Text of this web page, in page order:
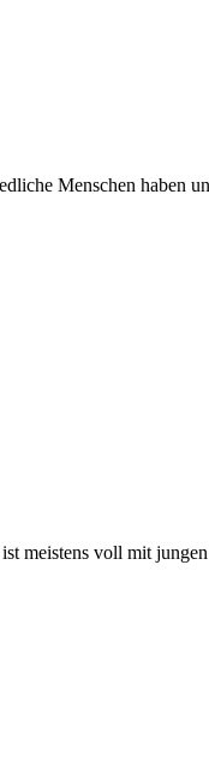
Menschen haben
meistens voll mit